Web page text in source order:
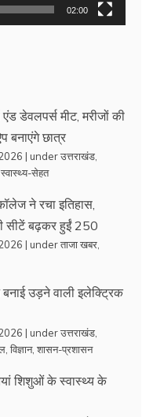
02:00
एंड डेवलपर्स मीट, मरीजों की
बनाएंगे छात्र
| underउत्तराखंड
स्वास्थ्य-सेहत
ने रचा इतिहास,
सीटें बढ़कर हुईं 250
| underताजा खबर
बनाई उड़ने वाली इलेक्ट्रिक
| underउत्तराखंड
विज्ञान, शासन-प्रशासन
शिशुओं के स्वास्थ्य के